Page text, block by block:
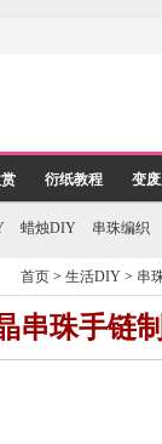
衍纸教程 变
蜡烛DIY 串珠编织
首页 >生活DIY > 串
串珠手链